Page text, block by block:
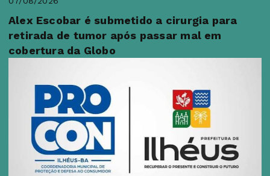
Alex Escobar é submetido a cirurgia para
retirada de tumor após passar mal em
cobertura da Globo